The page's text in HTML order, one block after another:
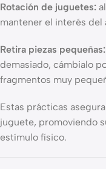
Rotación de juguetes:
mantener el interés del
Retira piezas pequeñas:
demasiado, cámbialo
fragmentos muy
Estas prácticas
juguete, promoviendo
estímulo físico.